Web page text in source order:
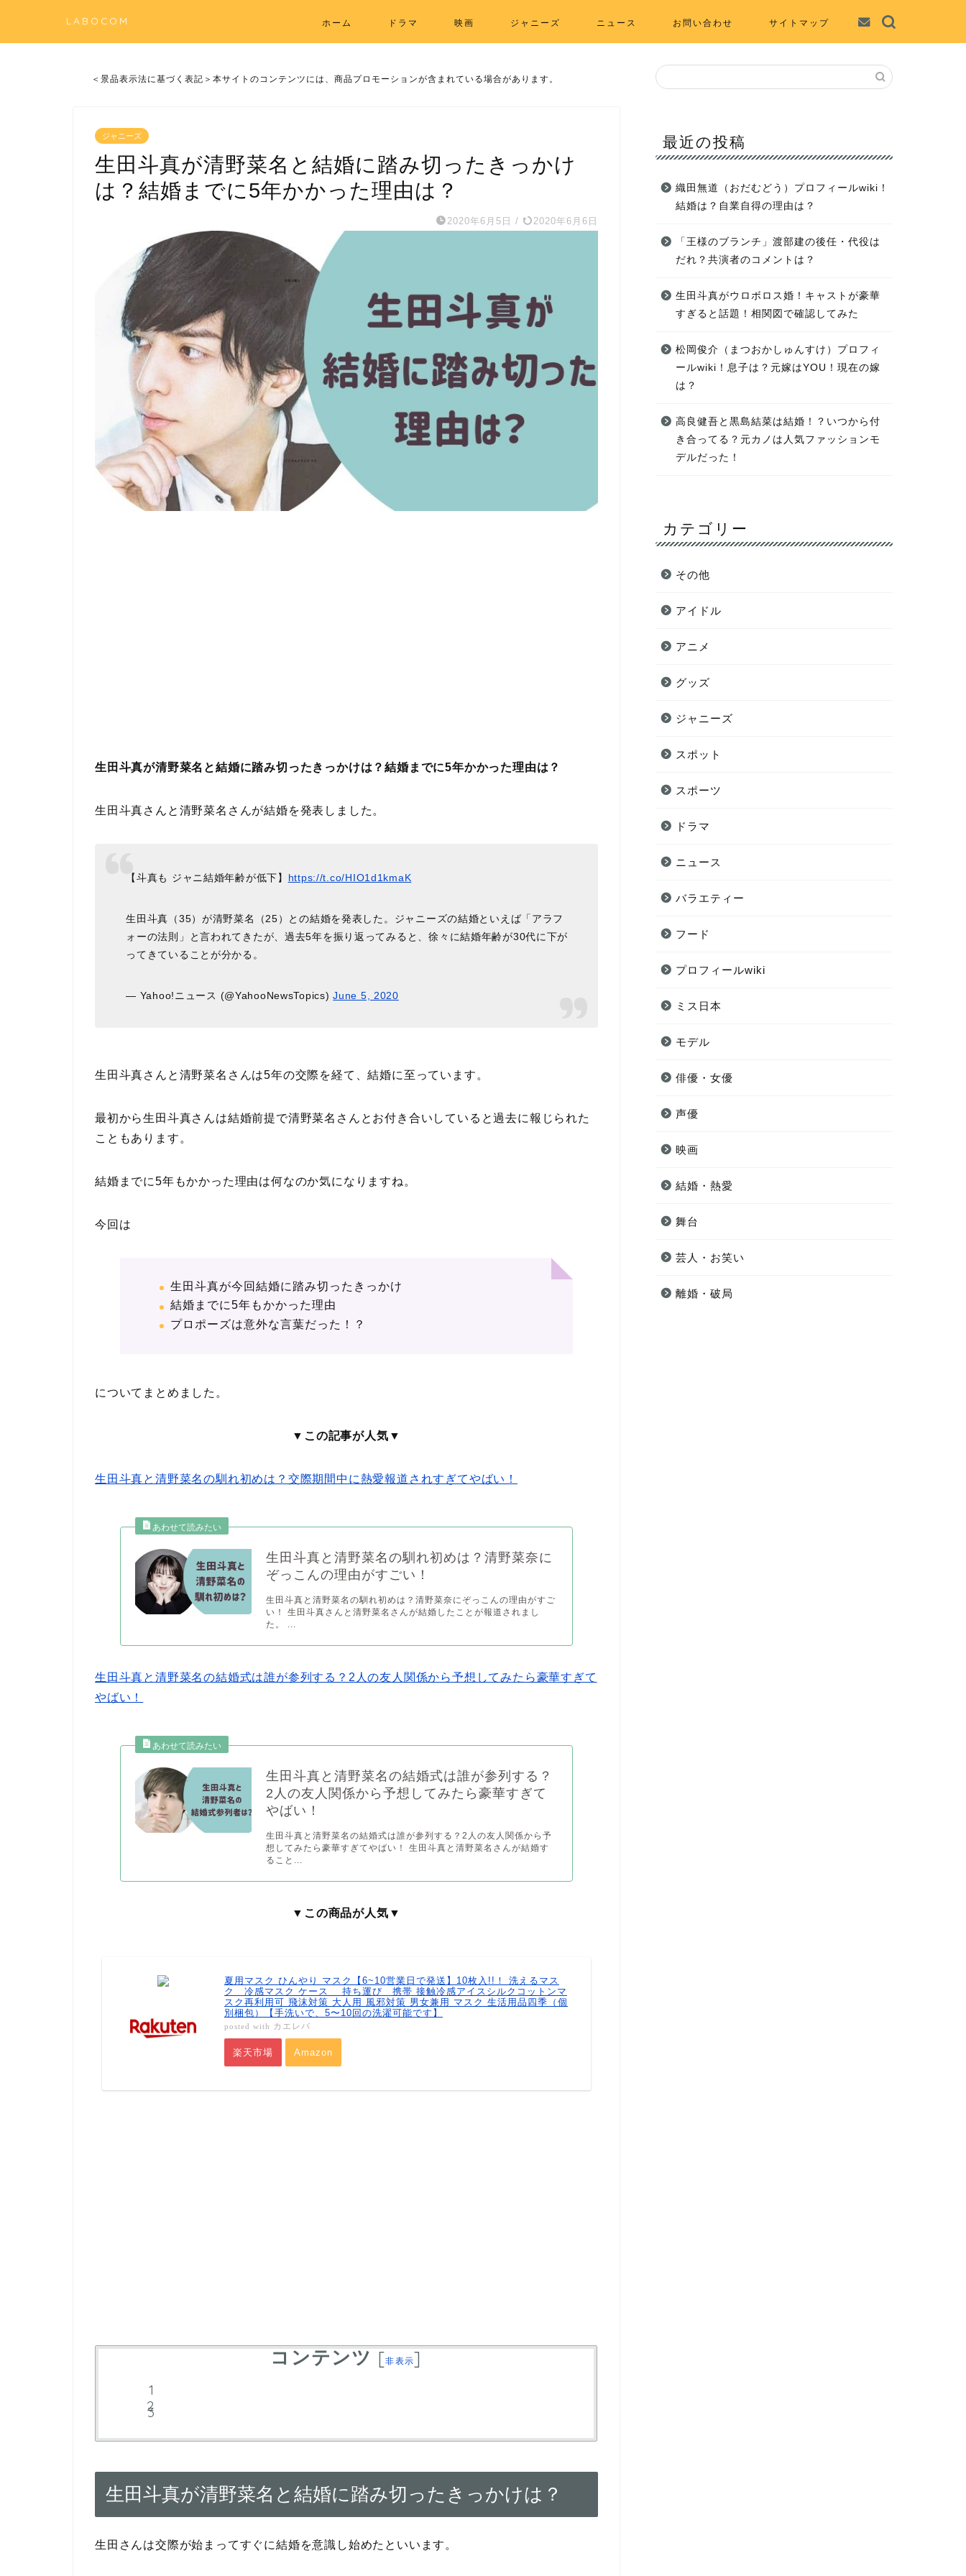
LABOCOM ホーム ドラマ 映画 ジャニーズ ニュース お問い合わせ サイトマップ
＜景品表示法に基づく表記＞本サイトのコンテンツには、商品プロモーションが含まれている場合があります。
ジャニーズ
生田斗真が清野菜名と結婚に踏み切ったきっかけ
は？結婚までに5年かかった理由は？
2020年6月5日 / 2020年6月6日
生田斗真が清野菜名と結婚に踏み切ったきっかけは？結婚までに5年かかった理由は？
生田斗真さんと清野菜名さんが結婚を発表しました。
【斗真も ジャニ結婚年齢が低下】 https://t.co/HIO1d1kmaK
生田斗真（35）が清野菜名（25）との結婚を発表した。ジャニーズの結婚といえば「アラフ
ォーの法則」と言われてきたが、過去5年を振り返ってみると、徐々に結婚年齢が30代に下が
ってきていることが分かる。
— Yahoo!ニュース (@YahooNewsTopics)June 5, 2020
生田斗真さんと清野菜名さんは5年の交際を経て、結婚に至っています。
最初から生田斗真さんは結婚前提で清野菜名さんとお付き合いしていると過去に報じられた
こともあります。
結婚までに5年もかかった理由は何なのか気になりますね。
今回は
生田斗真が今回結婚に踏み切ったきっかけ
結婚までに5年もかかった理由
プロポーズは意外な言葉だった！？
についてまとめました。
▼この記事が人気▼
生田斗真と清野菜名の馴れ初めは？交際期間中に熱愛報道されすぎてやばい！
生田斗真と清野菜名の馴れ初めは？清野菜奈に
ぞっこんの理由がすごい！
生田斗真と清野菜名の馴れ初めは？清野菜奈にぞっこんの理由がすご
い！ 生田斗真さんと清野菜名さんが結婚したことが報道されまし
た。 ...
生田斗真と清野菜名の結婚式は誰が参列する？2人の友人関係から予想してみたら豪華すぎて
やばい！
生田斗真と清野菜名の結婚式は誰が参列する？
2人の友人関係から予想してみたら豪華すぎて
やばい！
生田斗真と清野菜名の結婚式は誰が参列する？2人の友人関係から予
想してみたら豪華すぎてやばい！ 生田斗真と清野菜名さんが結婚す
ること...
▼この商品が人気▼
夏用マスク ひんやり マスク【6~10営業日で発送】10枚入!!！ 洗えるマス
ク 冷感マスク ケース 持ち運び 携帯 接触冷感アイスシルクコットンマ
スク再利用可 飛沫対策 大人用 風邪対策 男女兼用 マスク 生活用品四季（個
別梱包）【手洗いで、5〜10回の洗濯可能です】
posted with カエレバ
楽天市場 Amazon
コンテンツ [非表示]
生田斗真が清野菜名と結婚に踏み切ったきっかけは？
生田さんは交際が始まってすぐに結婚を意識し始めたといいます。
最近の投稿
織田無道（おだむどう）プロフィールwiki！
結婚は？自業自得の理由は？
「王様のブランチ」渡部建の後任・代役は
だれ？共演者のコメントは？
生田斗真がウロボロス婚！キャストが豪華
すぎると話題！相関図で確認してみた
松岡俊介（まつおかしゅんすけ）プロフィ
ールwiki！息子は？元嫁はYOU！現在の嫁
は？
高良健吾と黒島結菜は結婚！？いつから付
き合ってる？元カノは人気ファッションモ
デルだった！
カテゴリー
その他
アイドル
アニメ
グッズ
ジャニーズ
スポット
スポーツ
ドラマ
ニュース
バラエティー
フード
プロフィールwiki
ミス日本
モデル
俳優・女優
声優
映画
結婚・熱愛
舞台
芸人・お笑い
離婚・破局